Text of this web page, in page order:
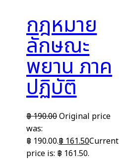
กฎหมาย
ลักษณะ
พยาน ภาค
ปฏิบัติ
฿190.00Original price
was:
฿ 190.00.฿ 161.50Current
price is: ฿ 161.50.